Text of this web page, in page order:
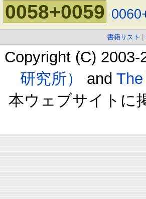
0058+0059
書籍リスト
Copyright (C) 2003-
研究所）
and
本ウェブサイトに